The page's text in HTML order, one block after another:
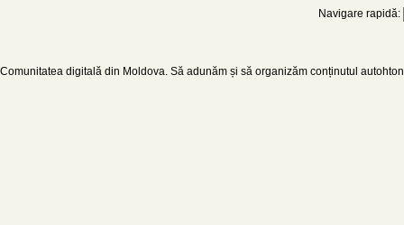
Navigare rapidă:
Comunitatea digitală din Moldova. Să adunăm și să organizăm conținutul